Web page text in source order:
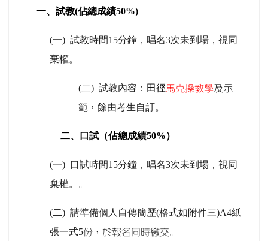
一、 試教(佔總成績50%)
(一) 試教時間15分鐘，唱名3次未到場，視同
棄權。
(二) 試教內容： 田徑馬克操教學及示
範， 餘由考生自訂。
二、 口 試 （佔總成績50%）
(一) 口試時間15分鐘，唱名3次未到場，視同
棄權。
。
(二) 請準備個人 自傳簡歷(格式如附件三)A4紙
張一式5份，於報名同時繳交。